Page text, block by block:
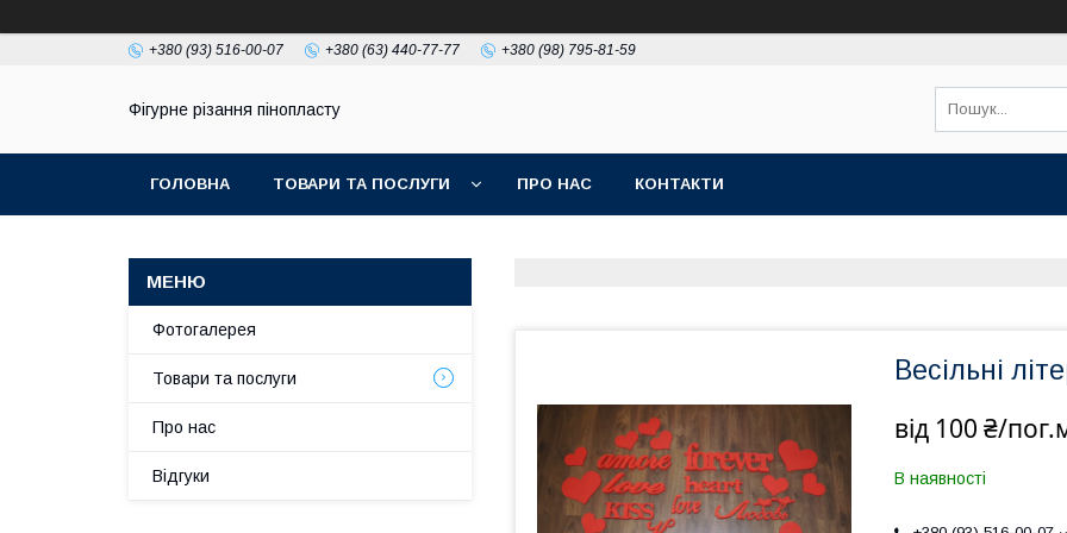
+380 (93) 516-00-07 +380 (63) 440-77-77 +380 (98) 795-81-59
Фігурне різання пінопласту
ГОЛОВНА ТОВАРИ ТА ПОСЛУГИ ПРО НАС КОНТАКТИ
Весільні
від 100 ₴/
В наявності
Фотогалерея
Товари та послуги
Про нас
Відгуки